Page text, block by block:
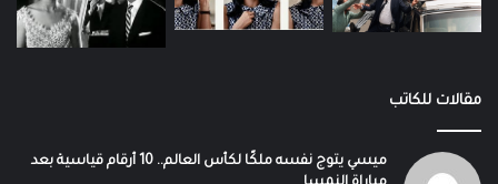
مقالات للكاتب
ميسي يتوج نفسه ملكًا لكأس العالم.. 10 أرقام قياسية بعد